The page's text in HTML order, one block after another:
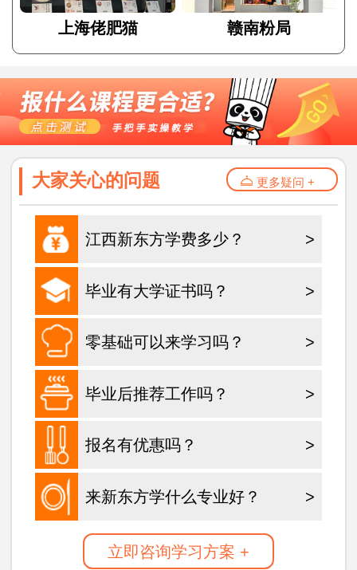
上海佬肥猫 赣南粉局
大家关心的问题 更多疑问 +
江西新东方学费多少？ >
毕业有大学证书吗？ >
零基础可以来学习吗？ >
毕业后推荐工作吗？ >
报名有优惠吗？ >
来新东方学什么专业好？ >
立即咨询学习方案 +